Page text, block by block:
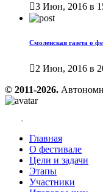
3 Июн, 2016 в
Смоленская газета о
2 Июн, 2016 в
© 2011-2026.
Главная
О фестивале
Цели и задачи
Этапы
Участники